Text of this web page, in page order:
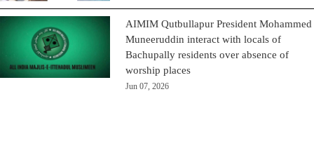
AIMIM Qutbullapur President Mohammed
Muneeruddin interact with locals of
Bachupally residents over absence of
worship places
Jun 07, 2026